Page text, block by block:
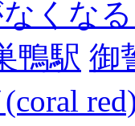
くな
鴨駅 御